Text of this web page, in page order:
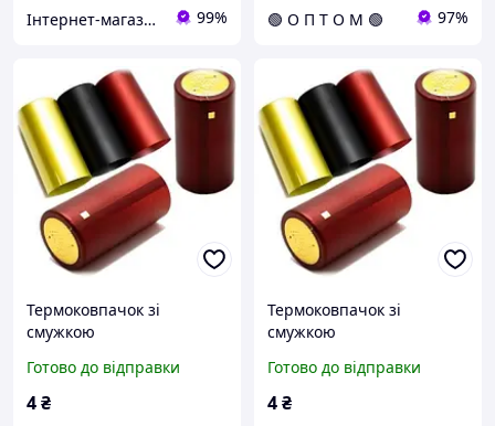
Інтернет-магазин "ВлаДі" 99% 🟢 О П Т О М 🟢 97%
Термоковпачок зі
смужкою
Готово до відправки
4₴
Термоковпачок зі
смужкою
Готово до відправки
4₴